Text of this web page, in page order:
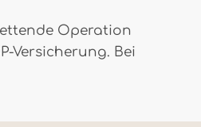
Operation
Versicherung. Bei